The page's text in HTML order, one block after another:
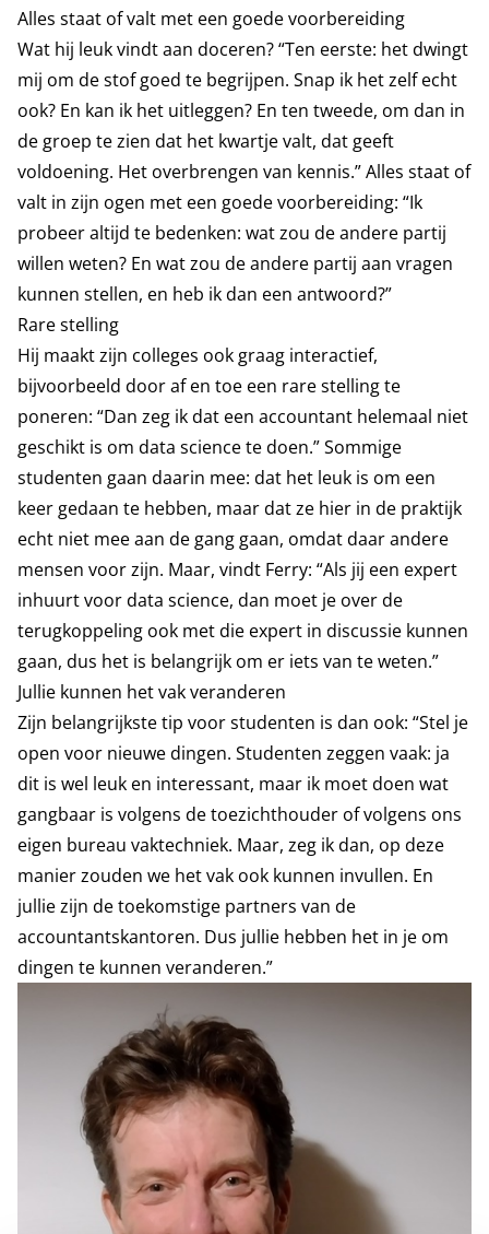
Alles staat of valt met een goede voorbereiding
Wat hij leuk vindt aan doceren? “Ten eerste: het dwingt
mij om de stof goed te begrijpen. Snap ik het zelf echt
ook? En kan ik het uitleggen? En ten tweede, om dan in
de groep te zien dat het kwartje valt, dat geeft
voldoening. Het overbrengen van kennis.” Alles staat of
valt in zijn ogen met een goede voorbereiding: “Ik
probeer altijd te bedenken: wat zou de andere partij
willen weten? En wat zou de andere partij aan vragen
kunnen stellen, en heb ik dan een antwoord?”
Rare stelling
Hij maakt zijn colleges ook graag interactief,
bijvoorbeeld door af en toe een rare stelling te
poneren: “Dan zeg ik dat een accountant helemaal niet
geschikt is om data science te doen.” Sommige
studenten gaan daarin mee: dat het leuk is om een
keer gedaan te hebben, maar dat ze hier in de praktijk
echt niet mee aan de gang gaan, omdat daar andere
mensen voor zijn. Maar, vindt Ferry: “Als jij een expert
inhuurt voor data science, dan moet je over de
terugkoppeling ook met die expert in discussie kunnen
gaan, dus het is belangrijk om er iets van te weten.”
Jullie kunnen het vak veranderen
Zijn belangrijkste tip voor studenten is dan ook: “Stel je
open voor nieuwe dingen. Studenten zeggen vaak: ja
dit is wel leuk en interessant, maar ik moet doen wat
gangbaar is volgens de toezichthouder of volgens ons
eigen bureau vaktechniek. Maar, zeg ik dan, op deze
manier zouden we het vak ook kunnen invullen. En
jullie zijn de toekomstige partners van de
accountantskantoren. Dus jullie hebben het in je om
dingen te kunnen veranderen.”